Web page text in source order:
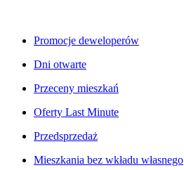
Promocje deweloperów
Dni otwarte
Przeceny mieszkań
Oferty Last Minute
Przedsprzedaż
Mieszkania bez wkładu własnego